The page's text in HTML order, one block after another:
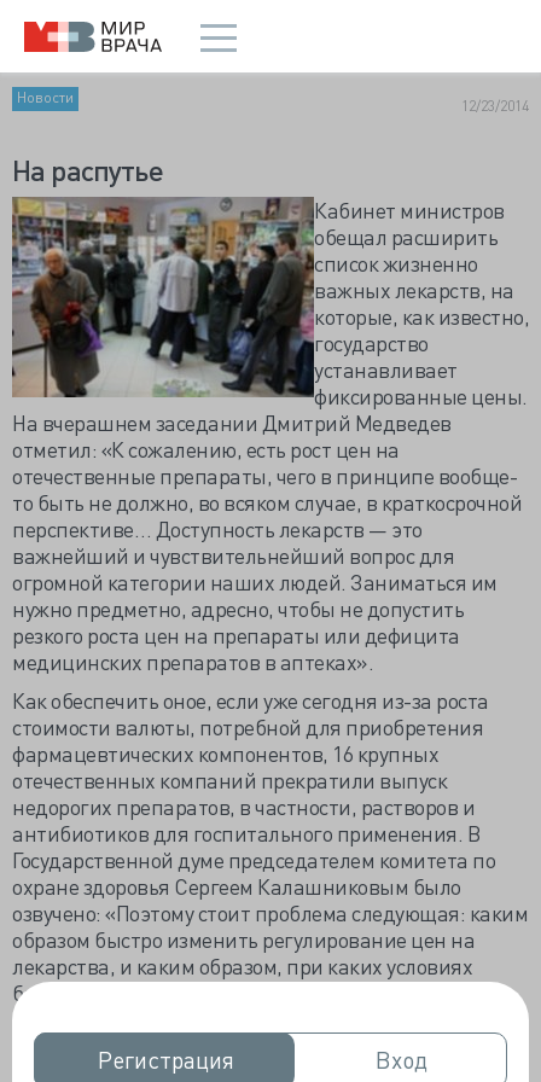
Регистрация
Регистрация Вход
Вход
Новости 12/23/2014
На распутье
Кабинет министров
обещал расширить
список жизненно
важных лекарств, на
которые, как известно,
государство
устанавливает
фиксированные цены.
На вчерашнем заседании Дмитрий Медведев
отметил: «К сожалению, есть рост цен на
отечественные препараты, чего в принципе вообще-
то быть не должно, во всяком случае, в краткосрочной
перспективе… Доступность лекарств — это
важнейший и чувствительнейший вопрос для
огромной категории наших людей. Заниматься им
нужно предметно, адресно, чтобы не допустить
резкого роста цен на препараты или дефицита
медицинских препаратов в аптеках».
Как обеспечить оное, если уже сегодня из-за роста
стоимости валюты, потребной для приобретения
фармацевтических компонентов, 16 крупных
отечественных компаний прекратили выпуск
недорогих препаратов, в частности, растворов и
антибиотиков для госпитального применения. В
Государственной думе председателем комитета по
охране здоровья Сергеем Калашниковым было
озвучено: «Поэтому стоит проблема следующая: каким
образом быстро изменить регулирование цен на
лекарства, и каким образом, при каких условиях
быстро восстановить отечественное производство
фармсубстанций, которое у нас было, но которое мы
потеряли».